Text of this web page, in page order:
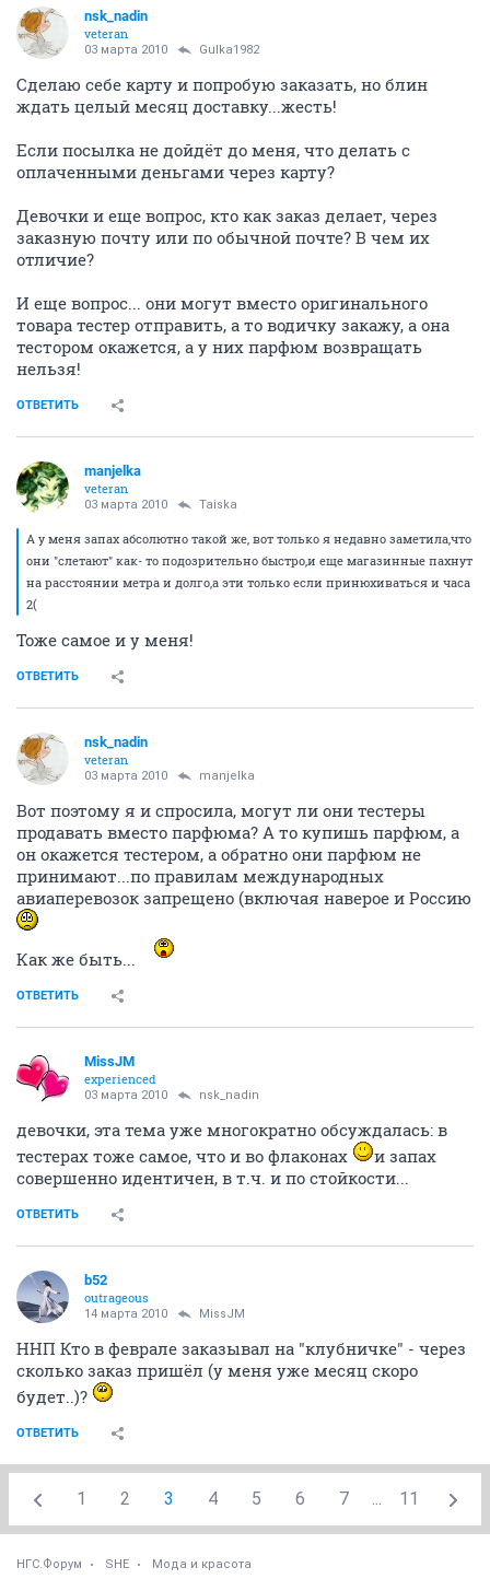
nsk_nadin
veteran
03 марта 2010 Gulka1982
Сделаю себе карту и попробую заказать, но блин
ждать целый месяц доставку...жесть!
Если посылка не дойдёт до меня, что делать с
оплаченными деньгами через карту?
Девочки и еще вопрос, кто как заказ делает, через
заказную почту или по обычной почте? В чем их
отличие?
И еще вопрос... они могут вместо оригинального
товара тестер отправить, а то водичку закажу, а она
тестором окажется, а у них парфюм возвращать
нельзя!
ОТВЕТИТЬ
manjelka
veteran
03 марта 2010 Taiska
А у меня запах абсолютно такой же, вот только я недавно заметила,что
они "слетают" как- то подозрительно быстро,и еще магазинные пахнут
на расстоянии метра и долго,а эти только если принюхиваться и часа
2(
Тоже самое и у меня!
ОТВЕТИТЬ
nsk_nadin
veteran
03 марта 2010 manjelka
Вот поэтому я и спросила, могут ли они тестеры
продавать вместо парфюма? А то купишь парфюм, а
он окажется тестером, а обратно они парфюм не
принимают...по правилам международных
авиаперевозок запрещено (включая наверое и Россию
Как же быть...
ОТВЕТИТЬ
MissJM
experienced
03 марта 2010 nsk_nadin
девочки, эта тема уже многократно обсуждалась: в
тестерах тоже самое, что и во флаконах
и запах
совершенно идентичен, в т.ч. и по стойкости...
ОТВЕТИТЬ
b52
outrageous
14 марта 2010 MissJM
ННП Кто в феврале заказывал на "клубничке" - через
сколько заказ пришёл (у меня уже месяц скоро
будет..)?
ОТВЕТИТЬ
1 2 3 4 5 6 7 ... 11
НГС.Форум SHE Мода и красота